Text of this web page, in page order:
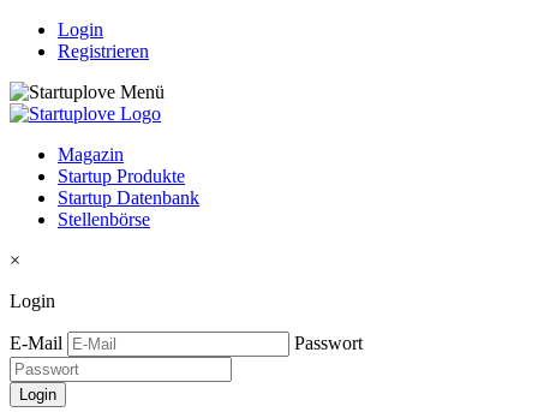
Login
Registrieren
Magazin
Startup Produkte
Startup Datenbank
Stellenbörse
×
Login
E-Mail Passwort